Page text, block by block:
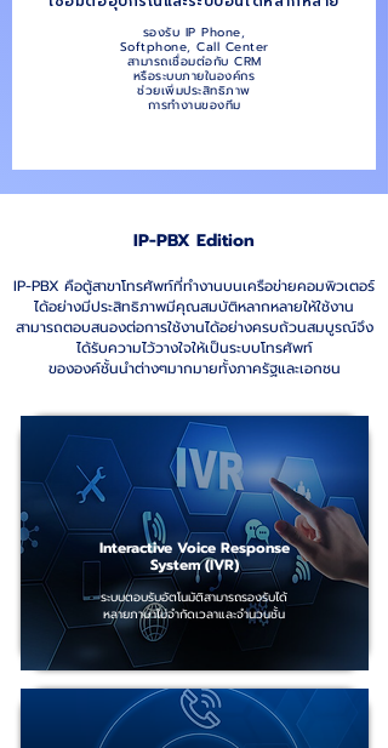
รองรับ IP Phone,
Softphone, Call Center
สามารถเชื่อมต่อกับ CRM
หรือระบบภายในองค์กร
ช่วยเพิ่มประสิทธิภาพ
การทำงานของทีม
IP-PBX Edition
IP-PBX คือตู้สาขาโทรศัพท์ที่ทำงานบนเครือข่ายคอมพิวเตอร์
ได้อย่างมีประสิทธิภาพมีคุณสมบัติหลากหลายให้ใช้งาน
สามารถตอบสนองต่อการใช้งานได้อย่างครบถ้วนสมบูรณ์จึง
ได้รับความไว้วางใจให้เป็นระบบโทรศัพท์
ขององค์ชั้นนำต่างๆมากมายทั้งภาครัฐและเอกชน
Interactive Voice Response
System (IVR)
ระบบตอบรับอัตโนมัติสามารถรองรับได้
หลายภาษาไม่จำกัดเวลาและจำนวนชั้น